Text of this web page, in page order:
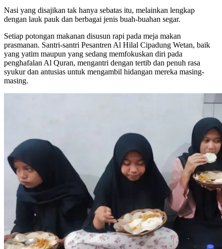
Nasi yang disajikan tak hanya sebatas itu, melainkan lengkap
dengan lauk pauk dan berbagai jenis buah-buahan segar.
Setiap potongan makanan disusun rapi pada meja makan
prasmanan. Santri-santri Pesantren Al Hilal Cipadung Wetan, baik
yang yatim maupun yang sedang memfokuskan diri pada
penghafalan Al Quran, mengantri dengan tertib dan penuh rasa
syukur dan antusias untuk mengambil hidangan mereka masing-
masing.